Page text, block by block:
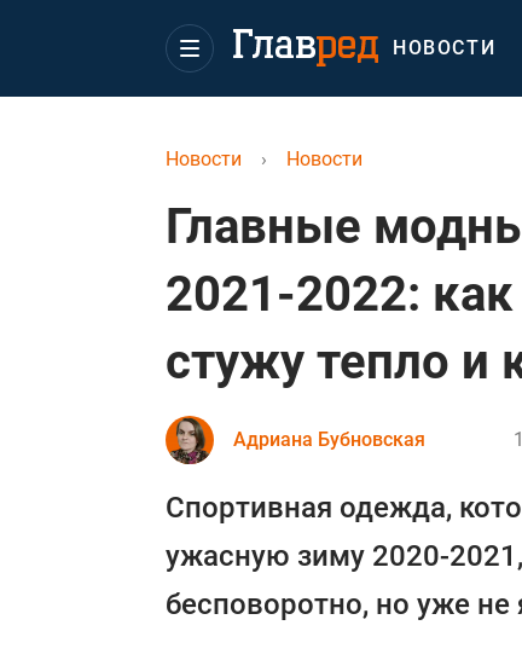
НОВОСТИ
Новости › Новости
Главные
2021-2022:
стужу тепло и
Адриана Бубновская
Спортивная одежда,
ужасную зиму 2020-
бесповоротно, но уже не